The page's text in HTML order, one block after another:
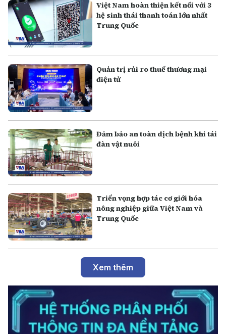
Việt Nam hoàn thiện kết nối với 3
hệ sinh thái thanh toán lớn nhất
Trung Quốc
Quản trị rủi ro thuế thương mại
điện tử
Đảm bảo an toàn dịch bệnh khi tái
đàn vật nuôi
Triển vọng hợp tác cơ giới hóa
nông nghiệp giữa Việt Nam và
Trung Quốc
Xem thêm